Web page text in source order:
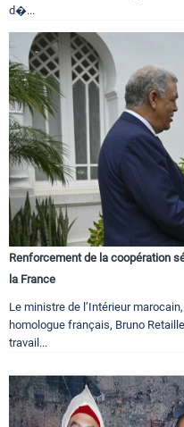
d�...
Renforcement de la coopération
la France
Le ministre de l’Intérieur
homologue français, Bruno
travail...